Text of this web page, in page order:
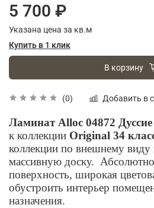
(0) Добавить в
5 700 ₽
Указана цена за кв.м
Купить в 1 клик
В корзину
Ламинат Alloc 04872
к коллекции Original 34
коллекции по внешнему
массивную доску.
поверхность, широкая
обустроить интерьер
назначения.